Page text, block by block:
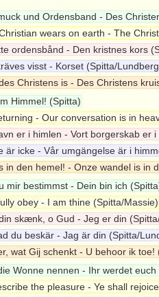
und Ordensband - Des
wears on earth - The
ordensbånd - Den kristnes kors
visst - Korset (Spitta/
Christens is - Des Christens
Himmel! (Spitta)
- Our conversation is in
er i himlen - Vort borgerskab er
är icke - Vår umgängelse är i
in den hemel! - Onze wandel is in
mir bestimmst - Dein bin ich
obey - I am thine (Spitta/Massie)
skænk, o Gud - Jeg er din
du beskär - Jag är din (Spitta/
wat Gij schenkt - U behoor ik toe!
Wonne nennen - Ihr werdet
the pleasure - Ye shall